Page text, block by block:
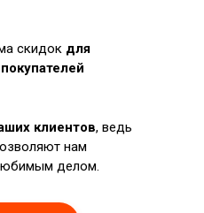
скидок для
клиентов, ведь
нам
делом.